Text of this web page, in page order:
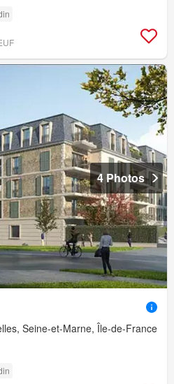
4 Photos
Seine-et-Marne, Île-de-France